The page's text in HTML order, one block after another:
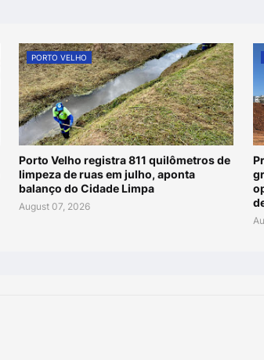
PORTO VELHO
Porto Velho registra 811 quilômetros de
limpeza de ruas em julho, aponta
balanço do Cidade Limpa
August 07, 2026